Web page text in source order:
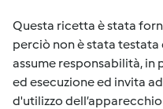
Questa ricetta è stata
perciò non è stata testata
assume responsabilità,
ed esecuzione ed invita
d'utilizzo